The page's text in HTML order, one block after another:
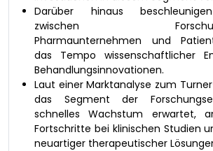
Darüber hinaus
zwischen
Pharmaunternehmen und
das Tempo wissenschaftlicher
Behandlungsinnovationen.
Laut einer Marktanalyse zum
das Segment der
schnelles Wachstum erwartet,
Fortschritte bei klinischen Studien
neuartiger therapeutischer